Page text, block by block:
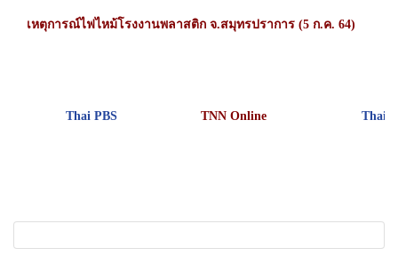
เหตุการณ์ไฟไหม้โรงงานพลาสติก จ.สมุทรปราการ (5 ก.ค. 64)
Thai PBS TNN Online